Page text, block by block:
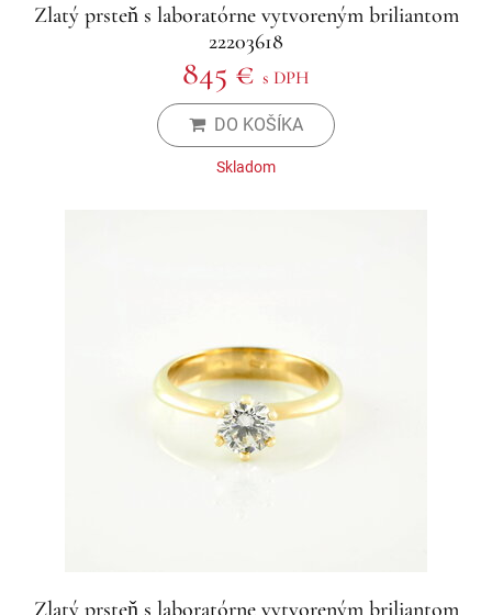
Zlatý prsteň s laboratórne vytvoreným briliantom
22203618
845 € s DPH
DO KOŠÍKA
Skladom